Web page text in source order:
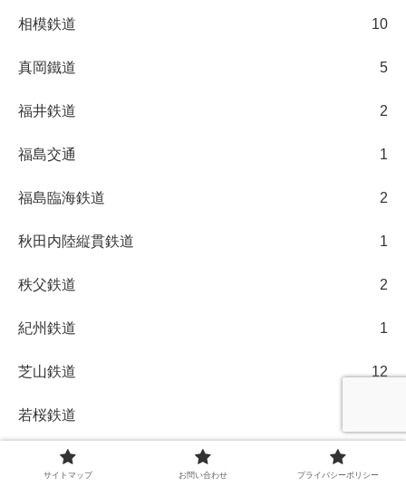
相模鉄道 10
真岡鐵道 5
福井鉄道 2
福島交通 1
福島臨海鉄道 2
秋田内陸縦貫鉄道 1
秩父鉄道 2
紀州鉄道 1
芝山鉄道 12
若桜鉄道
草軽電気鉄道
サイトマップ お問い合わせ プライバシーポリシー